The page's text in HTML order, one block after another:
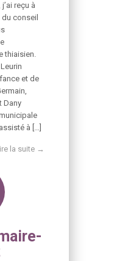
reçu à
conseil
thiaisien.
et de
Dany
à […]
la suite →